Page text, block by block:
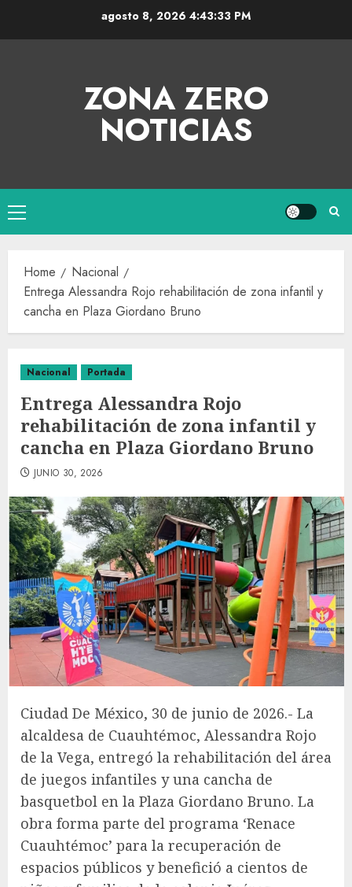
agosto 8, 2026 4:43:34 PM
ZONA ZERO
NOTICIAS
Home
Nacional
Entrega Alessandra Rojo rehabilitación de zona infantil y
cancha en Plaza Giordano Bruno
Nacional Portada
Entrega Alessandra Rojo
rehabilitación de zona infantil y
cancha en Plaza Giordano Bruno
JUNIO 30, 2026
Ciudad De México, 30 de junio de 2026.- La
alcaldesa de Cuauhtémoc, Alessandra Rojo
de la Vega, entregó la rehabilitación del área
de juegos infantiles y una cancha de
basquetbol en la Plaza Giordano Bruno. La
obra forma parte del programa ‘Renace
Cuauhtémoc’ para la recuperación de
espacios públicos y benefició a cientos de